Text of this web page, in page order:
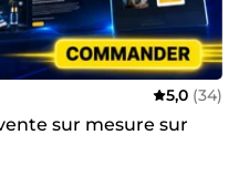
5,0 (34)
sur mesure sur